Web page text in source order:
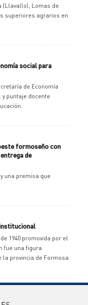
(Llavallol, Lomas de
superiores agrarios en
social para
de Economía
puntaje docente
formoseño con
de
una premisa que
1940 promovida por el
fue una figura
provincia de Formosa.